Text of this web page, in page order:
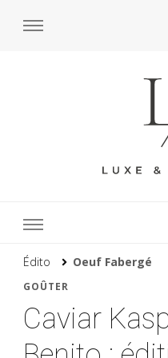
Édito Oeuf Fabergé
GOÛTER
Caviar